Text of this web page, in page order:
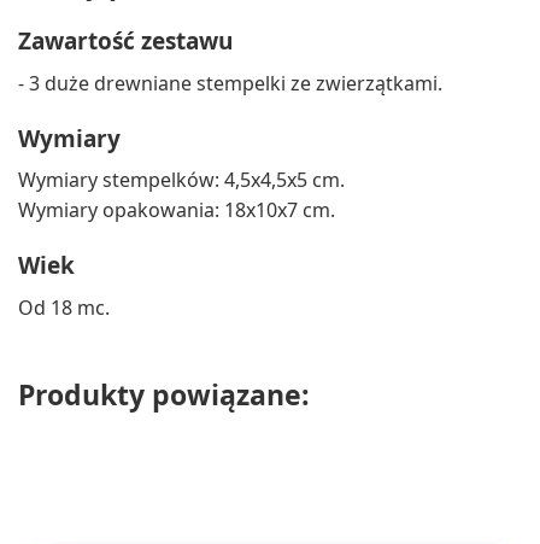
Zawartość zestawu
- 3 duże drewniane stempelki ze zwierzątkami.
Wymiary
Wymiary stempelków: 4,5x4,5x5 cm.
Wymiary opakowania: 18x10x7 cm.
Wiek
Od 18 mc.
Produkty powiązane: